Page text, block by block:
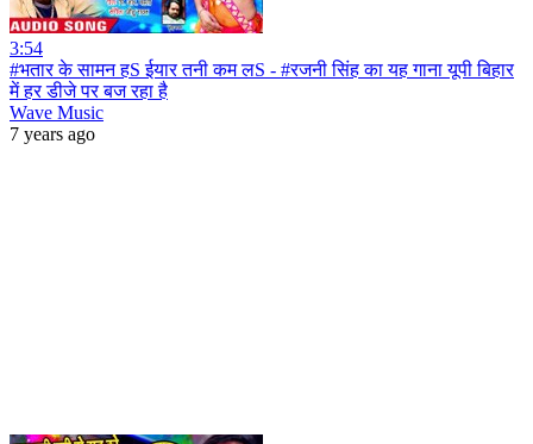
3:54
#भतार के सामन हS ईयार तनी कम लS - #रजनी सिंह का यह गाना यूपी बिहार
में हर डीजे पर बज रहा है
Wave Music
7 years ago